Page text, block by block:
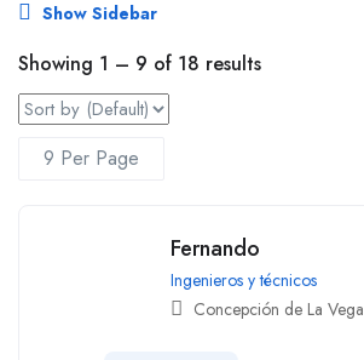
Show Sidebar
Showing 1 – 9 of 18 results
Fernando
Ingenieros y técnicos
Concepción de La Vega